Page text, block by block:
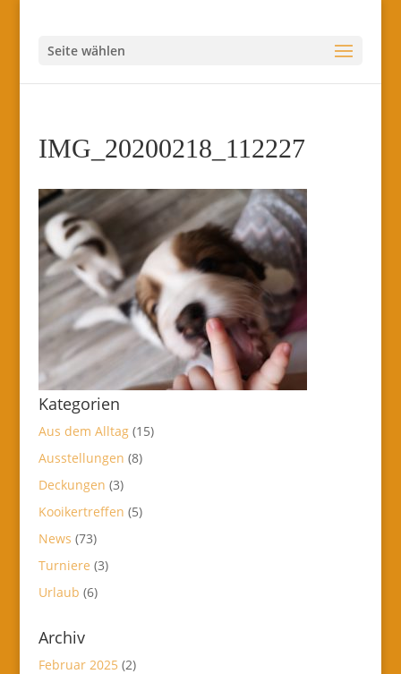
Seite wählen
IMG_20200218_112227
Kategorien
Aus dem Alltag(15)
Ausstellungen (8)
Deckungen (3)
Kooikertreffen (5)
News (73)
Turniere (3)
Urlaub (6)
Archiv
Februar 2025 (2)